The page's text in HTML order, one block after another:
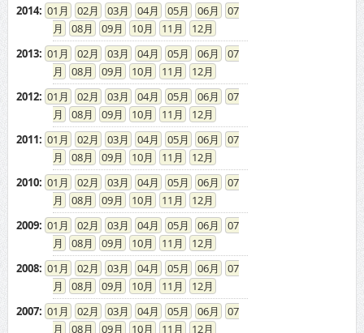
2014: 01 02 03 04 05 06
07
08
09 10 11
12
2013: 01 02 03 04 05 06
07
08
09 10 11
12
2012: 01 02 03 04 05 06
07
08
09 10 11
12
2011: 01 02 03 04 05 06
07
08
09 10 11
12
2010: 01 02 03 04 05 06
07
08
09 10 11
12
2009: 01 02 03 04 05 06
07
08
09 10 11
12
2008: 01 02 03 04 05 06
07
08
09 10 11
12
2007: 01 02 03 04 05 06
07
08
09 10 11
12